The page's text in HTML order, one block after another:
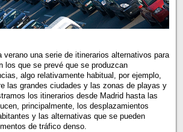
verano una serie de itinerarios alternativos para
los que se prevé que se produzcan
algo relativamente habitual, por ejemplo,
las grandes ciudades y las zonas de playas y
los itinerarios desde Madrid hasta las
principalmente, los desplazamientos
y las alternativas que se pueden
de tráfico denso.